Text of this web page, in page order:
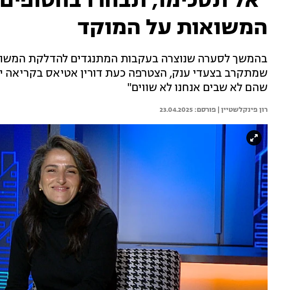
המשואות על המוקד
בהמשך לסערה שנוצרה בעקבות המתנגדים להדלקת
שמתקרב בצעדי ענק, הצטרפה כעת דורין אטיאס בקריאה
שהם לא שבים אנחנו לא שווים"
רון פינקלשטיין | 23.04.2025